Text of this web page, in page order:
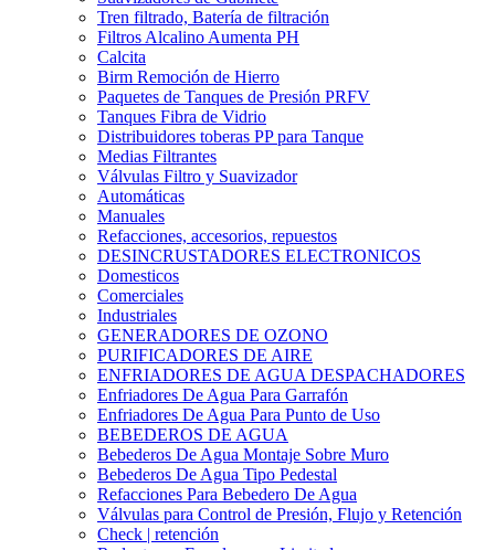
Tren filtrado, Batería de filtración
Filtros Alcalino Aumenta PH
Calcita
Birm Remoción de Hierro
Paquetes de Tanques de Presión PRFV
Tanques Fibra de Vidrio
Distribuidores toberas PP para Tanque
Medias Filtrantes
Válvulas Filtro y Suavizador
Automáticas
Manuales
Refacciones, accesorios, repuestos
DESINCRUSTADORES ELECTRONICOS
Domesticos
Comerciales
Industriales
GENERADORES DE OZONO
PURIFICADORES DE AIRE
ENFRIADORES DE AGUA DESPACHADORES
Enfriadores De Agua Para Garrafón
Enfriadores De Agua Para Punto de Uso
BEBEDEROS DE AGUA
Bebederos De Agua Montaje Sobre Muro
Bebederos De Agua Tipo Pedestal
Refacciones Para Bebedero De Agua
Válvulas para Control de Presión, Flujo y Retención
Check | retención